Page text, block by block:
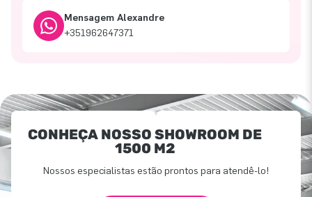
Mensagem Alexandre
+351962647371
CONHEÇA NOSSO SHOWROOM DE
1500 M2
Nossos especialistas estão prontos para atendê-lo!